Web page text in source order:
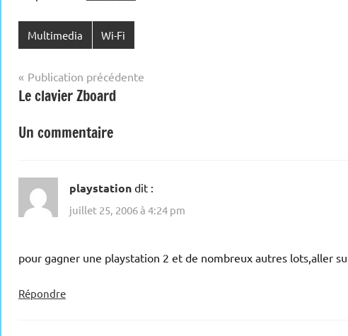
Multimedia Wi-Fi
Navigation
de
l’article
Publication précédente
Le clavier Zboard
Un commentaire
playstation dit :
juillet 25, 2006 à 4:24 pm
pour gagner une playstation 2 et de nombreux autres lots,aller
Répondre